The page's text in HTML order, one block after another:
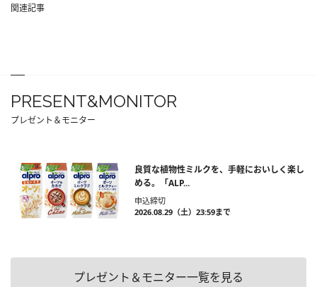
関連記事
PRESENT&MONITOR
プレゼント＆モニター
良質な植物性ミルクを、手軽においしく楽し
める。「ALP...
申込締切
2026.08.29（土）23:59まで
プレゼント＆モニター一覧を見る